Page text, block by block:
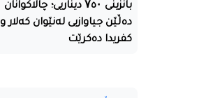
بانزینی ۷٥۰ دیناریی؛ چالاکوانان
دەڵێن جیاوازیی لەنێوان کەلار و
کفریدا دەکرێت